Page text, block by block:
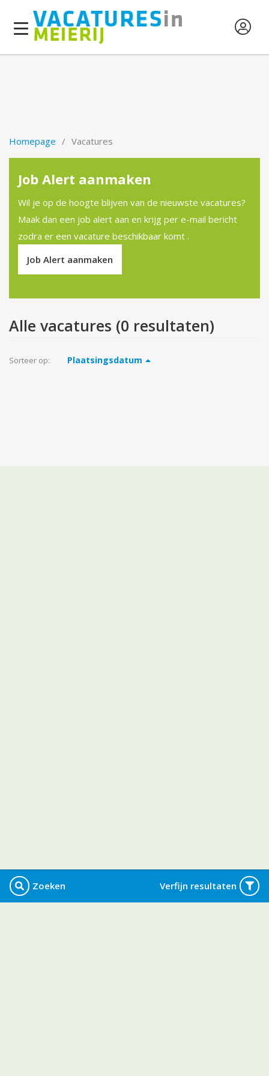
Toggle navigation
Homepage Vacatures
Job Alert aanmaken
Wil je op de hoogte blijven van de nieuwste vacatures?
Maak dan een job alert aan en krijg per e-mail bericht
zodra er een vacature beschikbaar komt .
Job Alert aanmaken
Alle vacatures (0 resultaten)
Sorteer op: Plaatsingsdatum
Zoeken Verfijn resultaten